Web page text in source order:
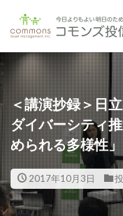
＜講演抄録＞日
ダイバーシティ
められる多様性」
2017年10月3日